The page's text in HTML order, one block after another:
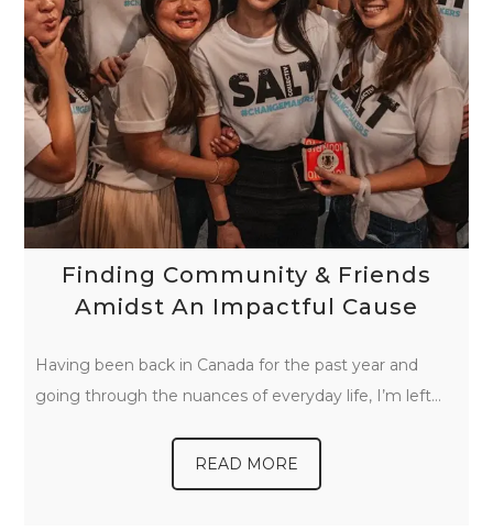
Finding Community & Friends
Amidst An Impactful Cause
Having been back in Canada for the past year and
going through the nuances of everyday life, I’m left…
READ MORE